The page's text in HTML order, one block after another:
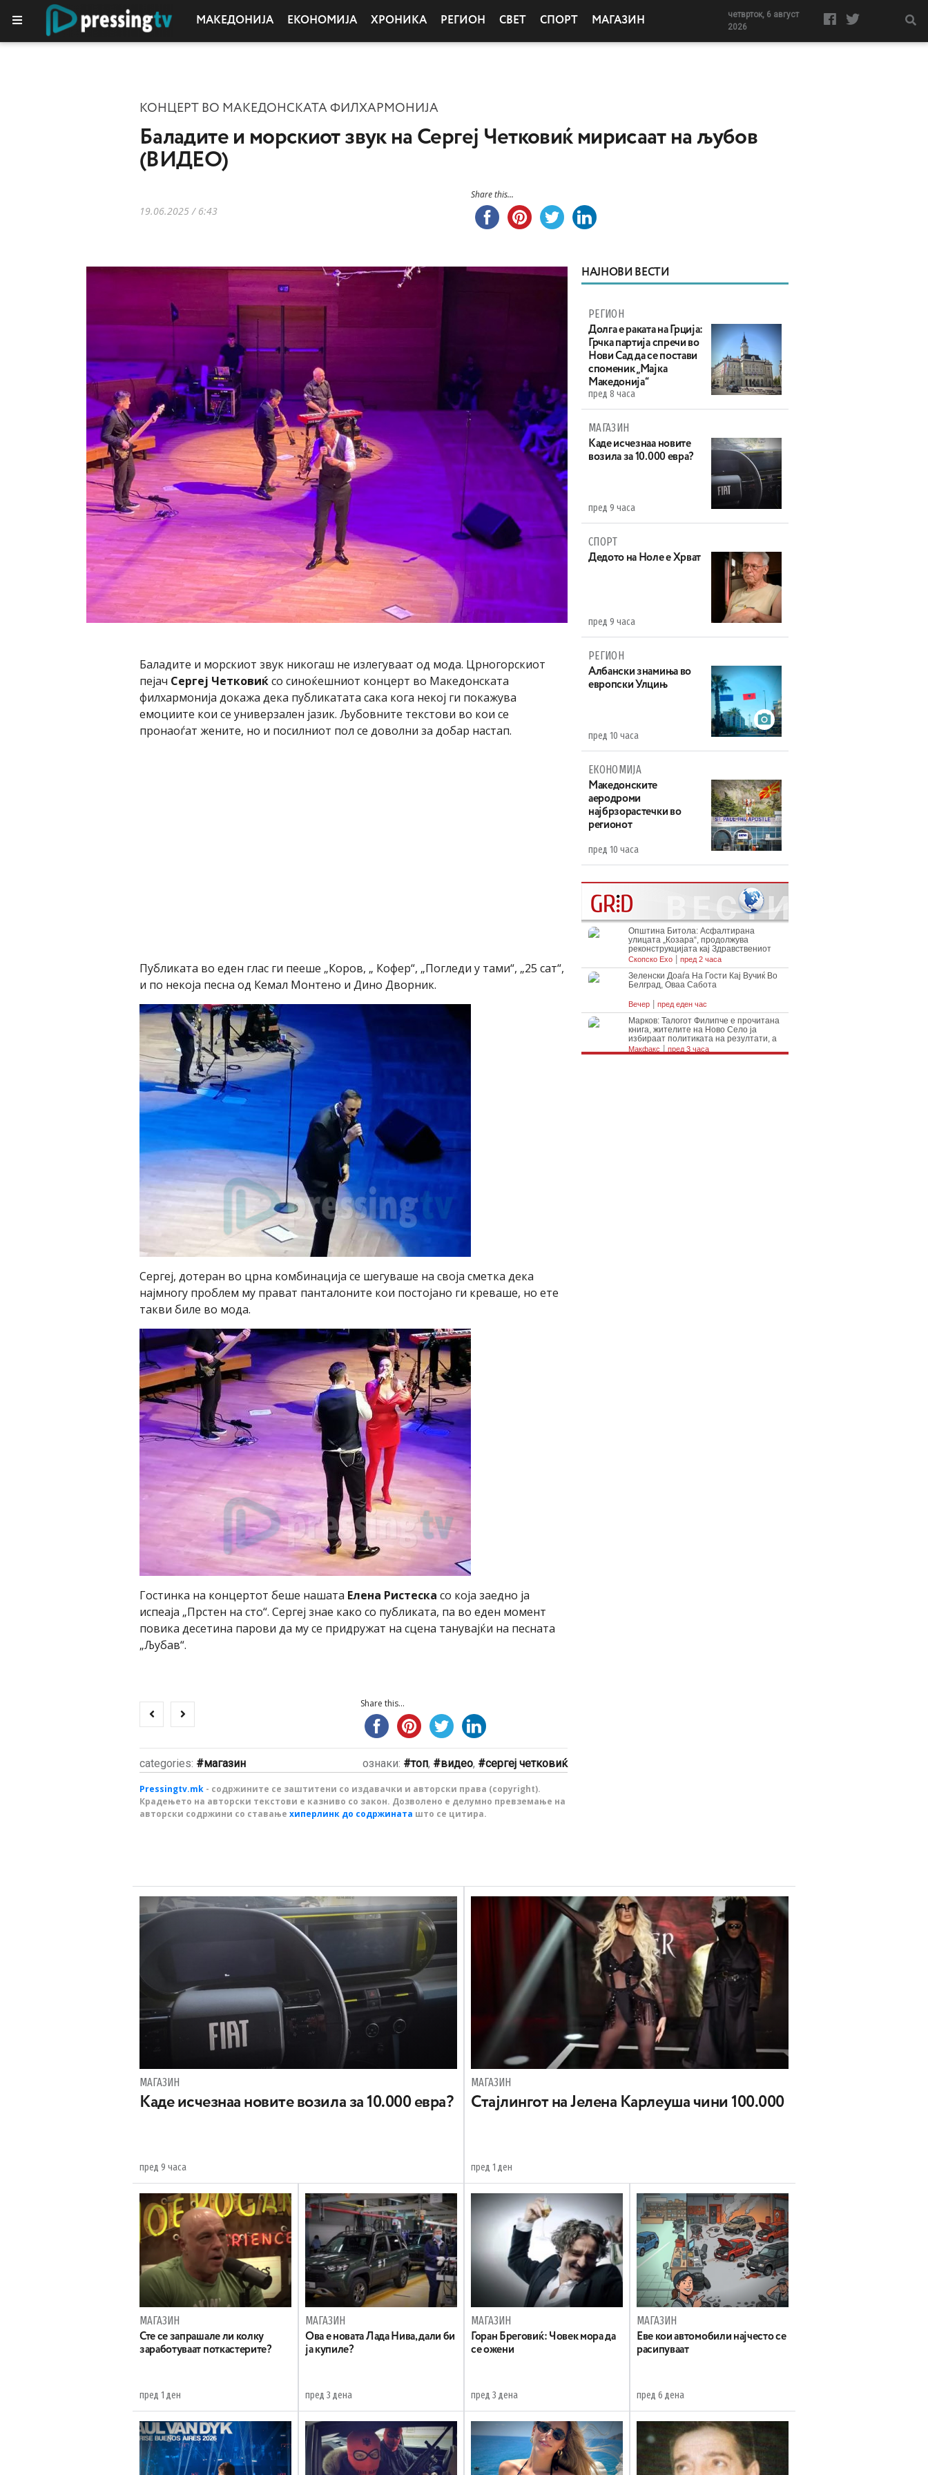
МАКЕДОНИЈА ЕКОНОМИЈА ХРОНИКА РЕГИОН СВЕТ СПОРТ МАГАЗИН
четврток, 6 август
2026
КОНЦЕРТ ВО МАКЕДОНСКАТА ФИЛХАРМОНИЈА
Баладите и морскиот звук на Сергеј Четковиќ мирисаат на љубов
(ВИДЕО)
19.06.2025 / 6:43
Share this...
Баладите и морскиот звук никогаш не излегуваат од мода. Црногорскиот
пејач Сергеј Четковиќсо синоќешниот концерт во Македонската
филхармонија докажа дека публикатата сака кога некој ги покажува
емоциите кои се универзален јазик. Љубовните текстови во кои се
пронаоѓат жените, но и посилниот пол се доволни за добар настап.
Публиката во еден глас ги пееше „Коров, „ Кофер“, „Погледи у тами“, „25 сат“,
и по некоја песна од Кемал Монтено и Дино Дворник.
Сергеј, дотеран во црна комбинација се шегуваше на своја сметка дека
најмногу проблем му прават панталоните кои постојано ги креваше, но ете
такви биле во мода.
Гостинка на концертот беше нашата Елена Ристеска со која заедно ја
испеаја „Прстен на сто“. Сергеј знае како со публиката, па во еден момент
повика десетина парови да му се придружат на сцена танувајќи на песната
„Љубав“.
Share this...
categories: магазин ознаки: топ, видео, сергеј четковиќ
Pressingtv.mk - содржините се заштитени со издавачки и авторски права (copyright).
Крадењето на авторски текстови е казниво со закон. Дозволено е делумно превземање на
авторски содржини со ставање хиперлинк до содржината што се цитира.
НАЈНОВИ ВЕСТИ
РЕГИОН
Долга е раката на Грција:
Грчка партија спречи во
Нови Сад да се постави
споменик „Мајка
Македонија“
пред 8 часа
МАГАЗИН
Каде исчезнаа новите
возила за 10.000 евра?
пред 9 часа
СПОРТ
Дедото на Ноле е Хрват
пред 9 часа
РЕГИОН
Aлбански знамиња во
европски Улцињ
пред 10 часа
ЕКОНОМИЈА
Maкедонските
аеродроми
најбрзорастечки во
регионот
пред 10 часа
МАГАЗИН
Каде исчезнаа новите возила за 10.000 евра?
пред 9 часа
МАГАЗИН
Стајлингот на Јелена Карлеуша чини 100.000
пред 1 ден
МАГАЗИН
Сте се запрашале ли колку
заработуваат поткастерите?
пред 1 ден
МАГАЗИН
Ова е новата Лада Нива, дали би
ја купиле?
пред 3 дена
МАГАЗИН
Горан Бреговиќ: Човек мора да
се ожени
пред 3 дена
МАГАЗИН
Еве кои автомобили најчесто се
расипуваат
пред 6 дена